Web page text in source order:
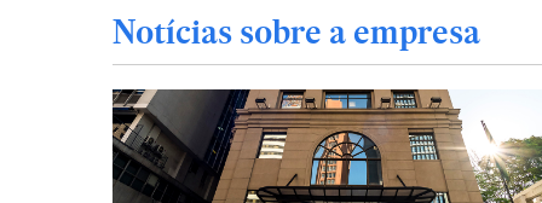
Notícias sobre a empresa